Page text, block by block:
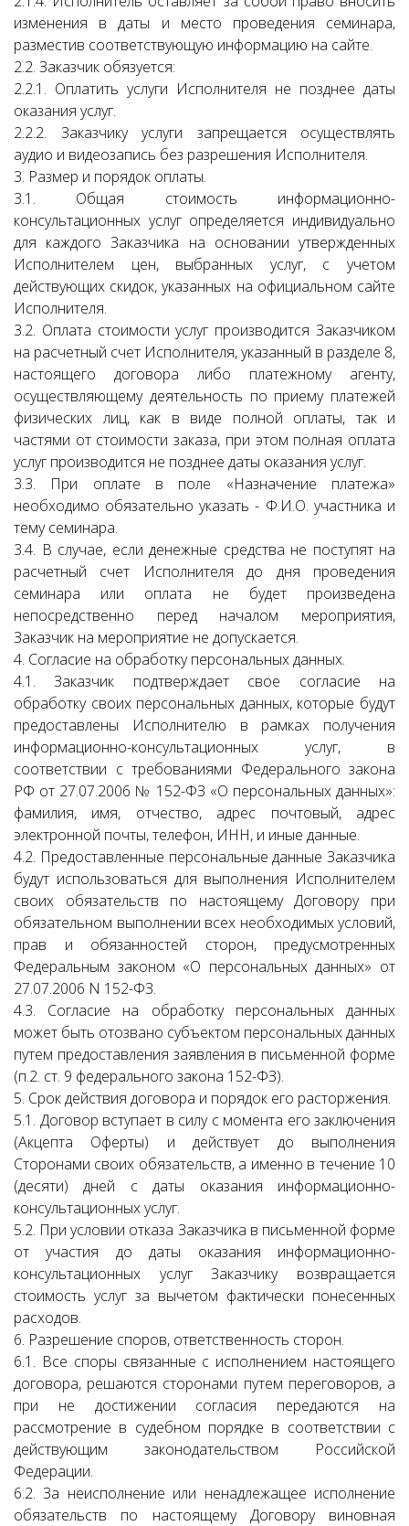
изменения в даты и место проведения семинара,
разместив соответствующую информацию на сайте.
2.2. Заказчик обязуется:
2.2.1. Оплатить услуги Исполнителя не позднее даты
оказания услуг.
2.2.2. Заказчику услуги запрещается осуществлять
аудио и видеозапись без разрешения Исполнителя.
3. Размер и порядок оплаты.
3.1. Общая стоимость информационно-
консультационных услуг определяется индивидуально
для каждого Заказчика на основании утвержденных
Исполнителем цен, выбранных услуг, с учетом
действующих скидок, указанных на официальном сайте
Исполнителя.
3.2. Оплата стоимости услуг производится Заказчиком
на расчетный счет Исполнителя, указанный в разделе 8,
настоящего договора либо платежному агенту,
осуществляющему деятельность по приему платежей
физических лиц, как в виде полной оплаты, так и
частями от стоимости заказа, при этом полная оплата
услуг производится не позднее даты оказания услуг.
3.3. При оплате в поле «Назначение платежа»
необходимо обязательно указать - Ф.И.О. участника и
тему семинара.
3.4. В случае, если денежные средства не поступят на
расчетный счет Исполнителя до дня проведения
семинара или оплата не будет произведена
непосредственно перед началом мероприятия,
Заказчик на мероприятие не допускается.
4. Согласие на обработку персональных данных.
4.1. Заказчик подтверждает свое согласие на
обработку своих персональных данных, которые будут
предоставлены Исполнителю в рамках получения
информационно-консультационных услуг, в
соответствии с требованиями Федерального закона
РФ от 27.07.2006 № 152-ФЗ «О персональных данных»:
фамилия, имя, отчество, адрес почтовый, адрес
электронной почты, телефон, ИНН, и иные данные.
4.2. Предоставленные персональные данные Заказчика
будут использоваться для выполнения Исполнителем
своих обязательств по настоящему Договору при
обязательном выполнении всех необходимых условий,
прав и обязанностей сторон, предусмотренных
Федеральным законом «О персональных данных» от
27.07.2006 N 152-ФЗ.
4.3. Согласие на обработку персональных данных
может быть отозвано субъектом персональных данных
путем предоставления заявления в письменной форме
(п.2. ст. 9 федерального закона 152-ФЗ).
5. Срок действия договора и порядок его расторжения.
5.1. Договор вступает в силу с момента его заключения
(Акцепта Оферты) и действует до выполнения
Сторонами своих обязательств, а именно в течение 10
(десяти) дней с даты оказания информационно-
консультационных услуг.
5.2. При условии отказа Заказчика в письменной форме
от участия до даты оказания информационно-
консультационных услуг Заказчику возвращается
стоимость услуг за вычетом фактически понесенных
расходов.
6. Разрешение споров, ответственность сторон.
6.1. Все споры связанные с исполнением настоящего
договора, решаются сторонами путем переговоров, а
при не достижении согласия передаются на
рассмотрение в судебном порядке в соответствии с
действующим законодательством Российской
Федерации.
6.2. За неисполнение или ненадлежащее исполнение
обязательств по настоящему Договору виновная